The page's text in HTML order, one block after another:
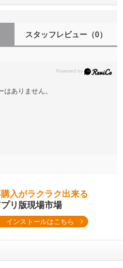
スタッフレビュー（0）
はありません。
入がラクラク出来る
リ版現場市場
インストールはこちら